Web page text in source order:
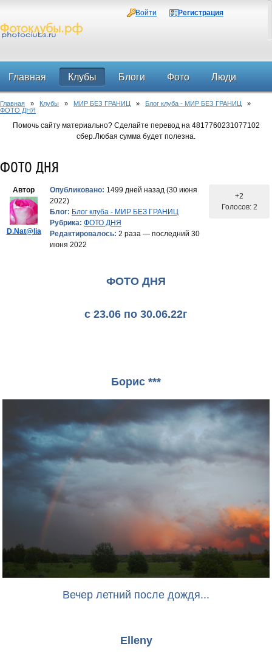
Войти Регистрация
Главная Клубы Блоги Фото Люди
Форум
Главная » Клубы » МИР БЕЗ ГРАНИЦ » Блог клуба - МИР БЕЗ ГРАНИЦ »
ФОТО ДНЯ
Помочь сайту материально? Сделайте перевод на 4817760231077102
сбер.Любая сумма будет полезна.
ФОТО ДНЯ
Автор
D.Nat@lia
Опубликовано: 1499 дней назад (30 июня
2022)
Блог: Блог клуба - МИР БЕЗ ГРАНИЦ
Рубрика: ФОТО ДНЯ
Редактировалось: 2 раза — последний 30
июня 2022
+2
Голосов: 2
ФОТО ДНЯ
с 23.06 по 30.06.22г
Борис ***
Вечер летний после дождя...
Elleny